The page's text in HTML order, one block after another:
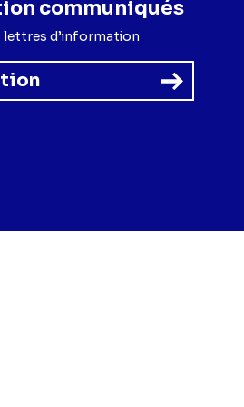
communiqués
lettres d’information